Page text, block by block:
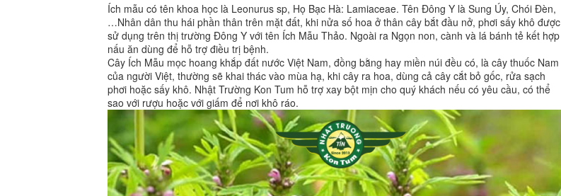
Ích mẫu có tên khoa học là Leonurus sp, Họ Bạc Hà: Lamiaceae. Tên Đông Y là Sung Úy, Chói Đèn,
…Nhân dân thu hái phần thân trên mặt đất, khi nửa số hoa ở thân cây bắt đầu nở, phơi sấy khô được
sử dụng trên thị trường Đông Y với tên Ích Mẫu Thảo. Ngoài ra Ngọn non, cành và lá bánh tẻ kết hợp
nấu ăn dùng để hỗ trợ điều trị bệnh.
Cây Ích Mẫu mọc hoang khắp đất nước Việt Nam, đồng bằng hay miền núi đều có, là cây thuốc Nam
của người Việt, thường sẽ khai thác vào mùa hạ, khi cây ra hoa, dùng cả cây cắt bỏ gốc, rửa sạch
phơi hoặc sấy khô. Nhật Trường Kon Tum hỗ trợ xay bột mịn cho quý khách nếu có yêu cầu, có thể
sao với rượu hoặc với giấm để nơi khô ráo.